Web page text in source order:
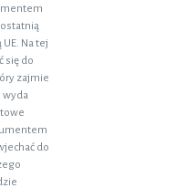
ostatnią
Na tej
się do
zajmie
wyda
do